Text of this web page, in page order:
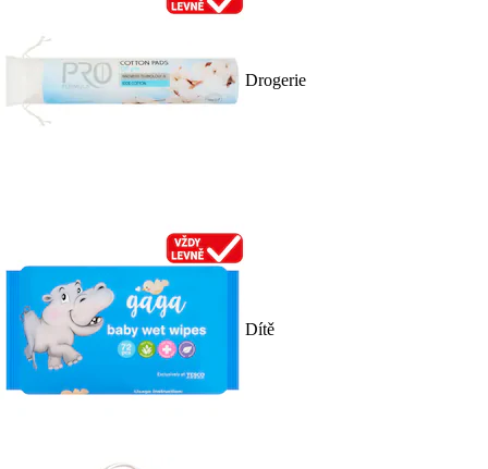
Drogerie
Dítě